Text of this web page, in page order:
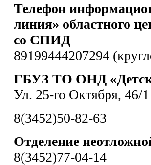
Телефон
линия» областного
со СПИД
89199444207294
ГБУЗ ТО ОНД
Ул. 25-го Октября, 46/1
8(3452)50-82-63
Отделение
8(3452)77-04-14